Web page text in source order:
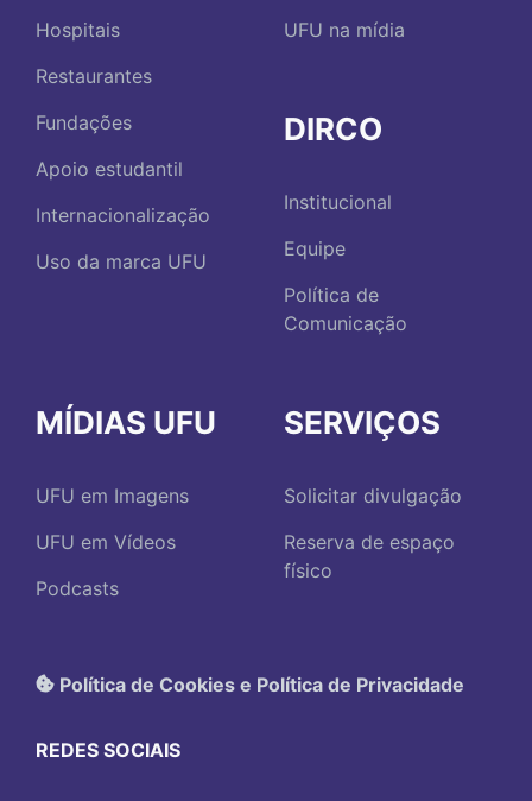
Hospitais
Restaurantes
Fundações
Apoio estudantil
Internacionalização
Uso da marca UFU
UFU na mídia
DIRCO
Institucional
Equipe
Política de
Comunicação
MÍDIAS UFU
UFU em Imagens
UFU em Vídeos
Podcasts
SERVIÇOS
Solicitar divulgação
Reserva de espaço
físico
Política de Cookies e Política de Privacidade
REDES SOCIAIS